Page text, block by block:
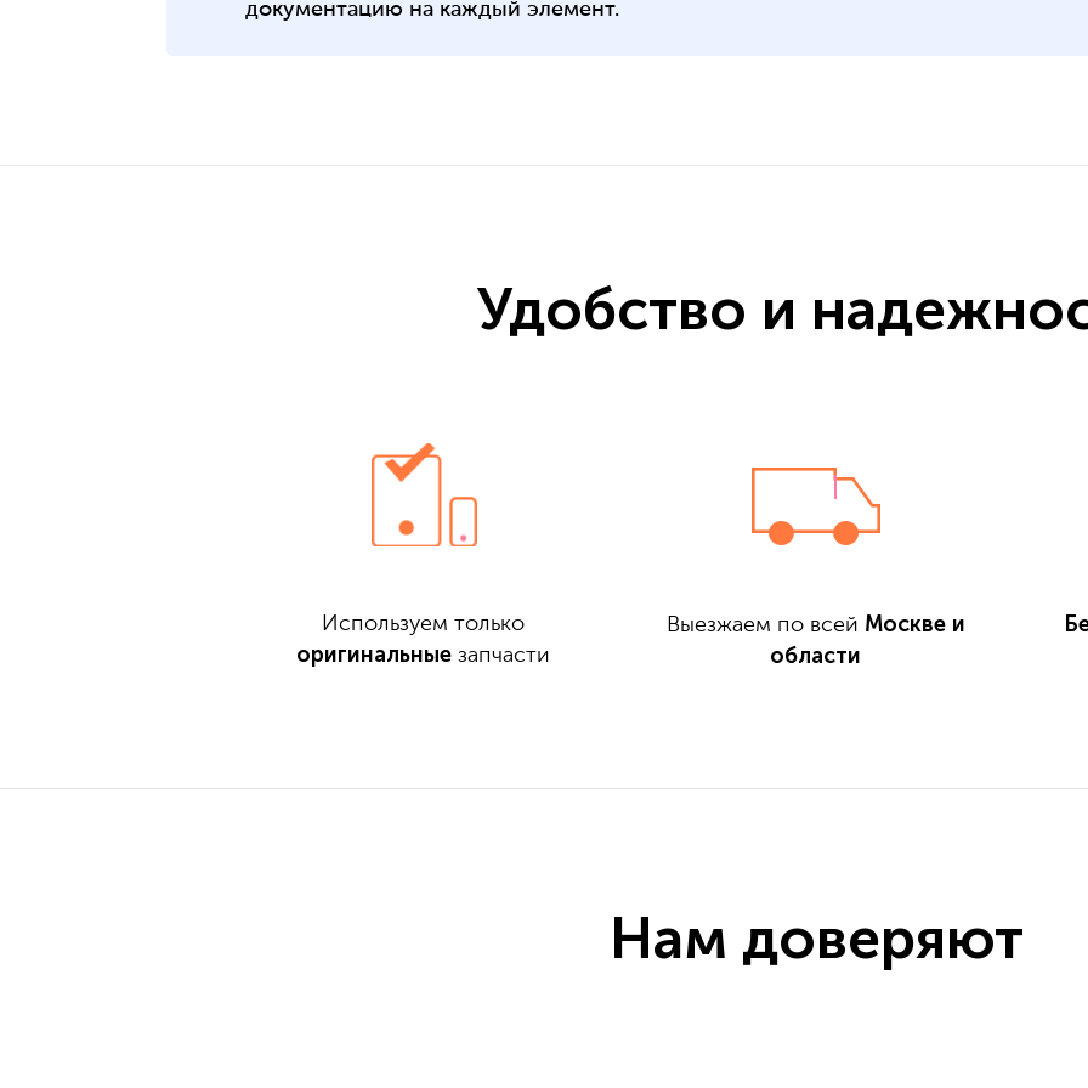
документацию на каждый элемент.
Удобство и
Используем только
оригинальные запчасти
Выезжаем по всей Москве и
области
Нам доверяют